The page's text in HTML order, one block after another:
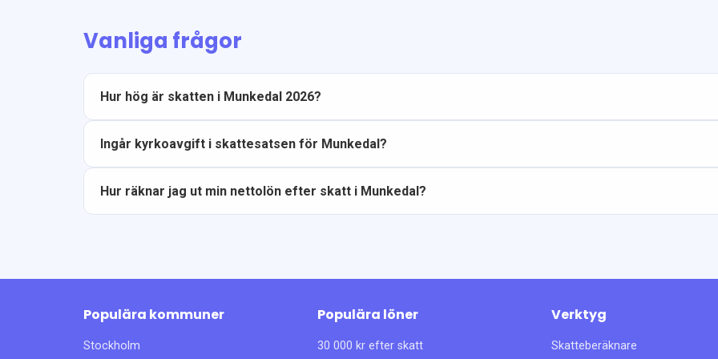
Vanliga frågor
Hur hög är skatten i Munkedal 2026?
Ingår kyrkoavgift i skattesatsen för Munkedal?
Hur räknar jag ut min nettolön efter skatt i Munkedal?
Populära kommuner
Stockholm
Populära löner
30 000 kr efter skatt
Verktyg
Skatteberäknare